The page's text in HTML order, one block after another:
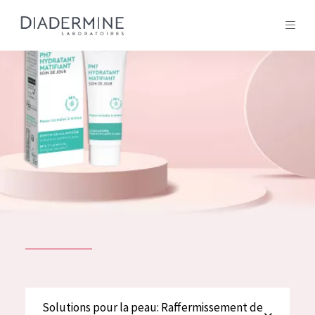
SOLUTIONS POUR LA PEAU
TOUS LES PRODUIT
Tous les Produit
ACCUEIL
Composition
À propos
Conseils Beauté
Solutions pour la peau: Raffermissement de